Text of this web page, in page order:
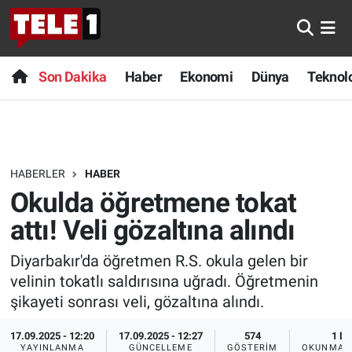
Son Dakika Haber Ekonomi Dünya
HABERLER HABER
Okulda öğretmene tokat
attı! Veli gözaltına alındı
Diyarbakır'da öğretmen R.S. okula gelen bir
velinin tokatlı saldırısına uğradı. Öğretmenin
şikayeti sonrası veli, gözaltına alındı.
17.09.2025 - 12:20
YAYINLANMA
17.09.2025 - 12:27
GÜNCELLEME
574
GÖSTERIM
1 DK
OKUNMA
Anında Manşet
Başka Sohbetler
Bilim turu
Bilim ve Teknoloji Evreni
Doğa Konuşuyor
Dünya
Ege Saati
Son Dakika
Haber
Dünya
Teknoloji
Sağlık
Spor
Yayın Akışı
Nöbetçi Eczaneler
Hava Durumu
Trafik Durumu
Süper Lig Puan Durumu ve Fikstür
Tüm Manşetler
Son Dakika Haberleri
Haber Arşivi